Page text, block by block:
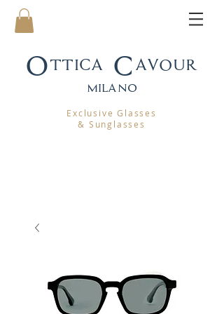
Ottica Cavour
milano
Exclusive Glasses
& Sunglasses